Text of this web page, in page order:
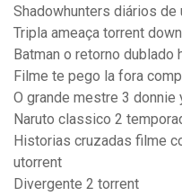
Shadowhunters diários de
Tripla ameaça torrent
Batman o retorno dublado
Filme te pego la fora
O grande mestre 3 donnie
Naruto classico 2
Historias cruzadas filme
utorrent
Divergente 2 torrent